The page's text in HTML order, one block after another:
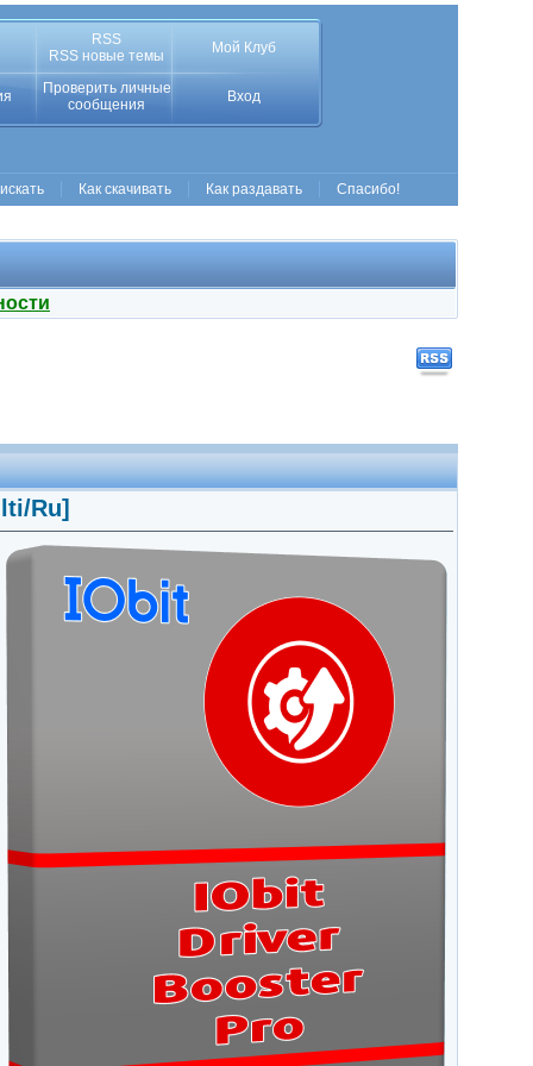
RSS
RSS новые темы
Мой Клуб
Проверить личные
сообщения
Вход
Как скачивать Как раздавать Спасибо!
Ru]